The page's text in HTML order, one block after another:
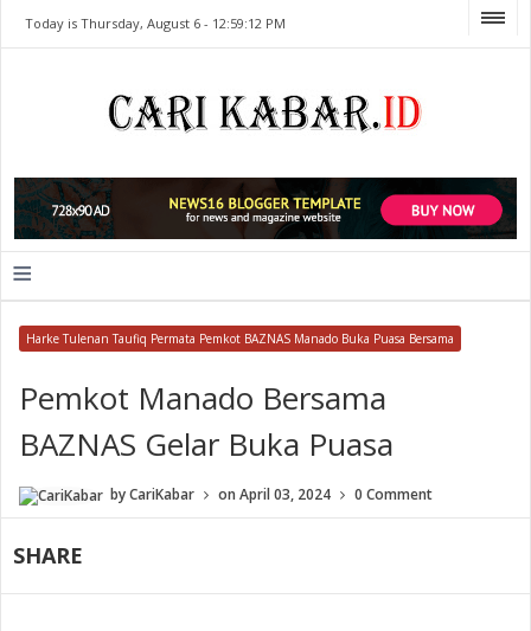
Today is Thursday, August 6 - 12:59:12 PM
≡
Harke Tulenan Taufiq Permata Pemkot BAZNAS Manado Buka Puasa Bersama
Pemkot Manado Bersama
BAZNAS Gelar Buka Puasa
byCariKabar onApril 03, 2024 0 Comment
SHARE